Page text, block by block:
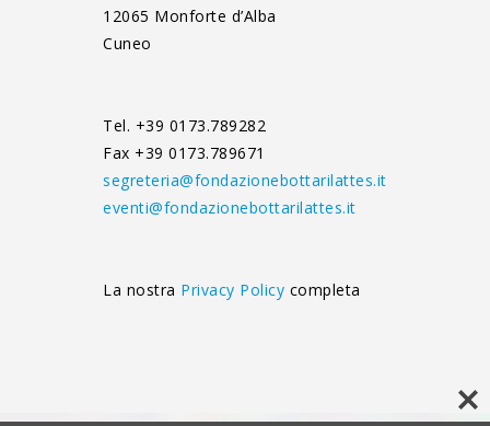
12065 Monforte d’Alba
Cuneo
Tel. +39 0173.789282
Fax +39 0173.789671
segreteria@fondazionebottarilattes.it
eventi@fondazionebottarilattes.it
La nostra Privacy Policy completa